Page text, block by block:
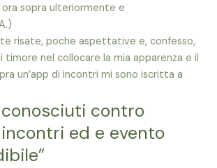
sopra ulteriormente e
risate, poche aspettative e, confesso,
timore nel collocare la mia apparenza e il
un’app di incontri mi sono iscritta a
conosciuti contro
incontri ed e evento